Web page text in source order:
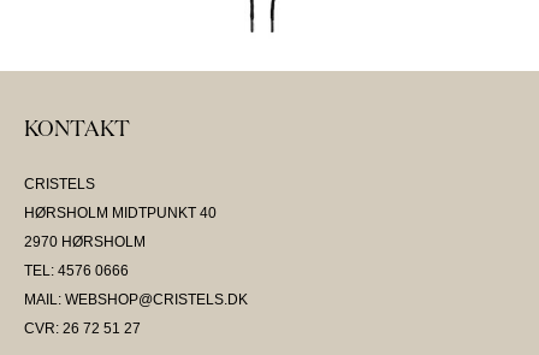
KONTAKT
CRISTELS
HØRSHOLM MIDTPUNKT 40
2970 HØRSHOLM
TEL: 4576 0666
MAIL: WEBSHOP@CRISTELS.DK
CVR: 26 72 51 27